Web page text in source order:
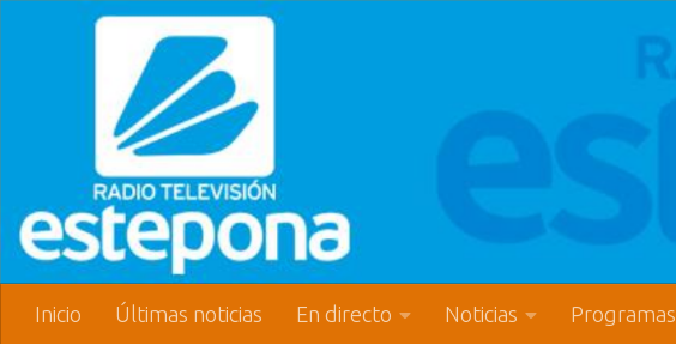
Inicio Últimas noticias En directo Noticias Programas